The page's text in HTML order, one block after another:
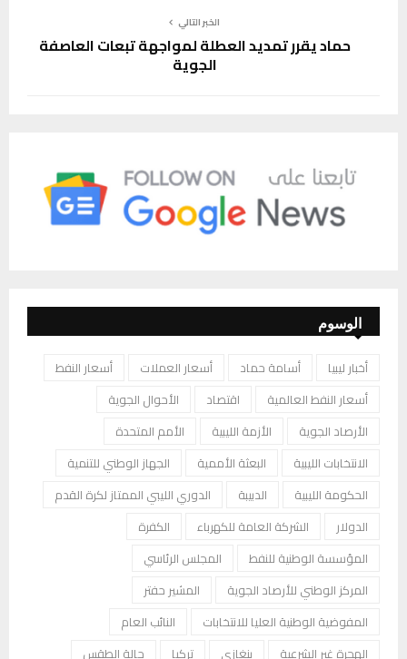
الخبر التالي
حماد يقرر تمديد العطلة لمواجهة تبعات العاصفة
الجوية
الوسوم
أخبار ليبيا أسامة حماد أسعار العملات
أسعار النفط
أسعار النفط العالمية
اقتصاد
الأحوال الجوية
الأرصاد الجوية
الأزمة الليبية
الأمم المتحدة
الانتخابات الليبية
البعثة الأممية
الجهاز الوطني للتنمية
الحكومة الليبية
الدبيبة
الدوري الليبي الممتاز لكرة القدم
الدولار
الشركة العامة للكهرباء
الكفرة
المؤسسة الوطنية للنفط
المجلس الرئاسي
المركز الوطني للأرصاد الجوية
المشير حفتر
المفوضية الوطنية العليا للانتخابات
النائب العام
الهجرة غير الشرعية
بنغازي تركيا
حالة الطقس